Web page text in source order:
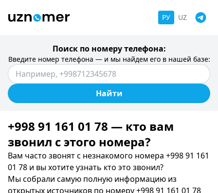
РУ UZ
Поиск по номеру телефона:
Введите номер телефона — и мы найдем его в нашей базе:
Найти
+998 91 161 01 78 — кто вам
звонил c этого номера?
Вам часто звонят с незнакомого номера +998 91 161
01 78 и вы хотите узнать кто это звонил?
Мы собрали самую полную информацию из
открытых источников по номеру +998 91 161 01 78